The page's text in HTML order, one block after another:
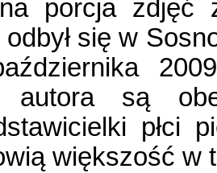
porcja zdjęć
odbył się w
autora są
płci
większość w